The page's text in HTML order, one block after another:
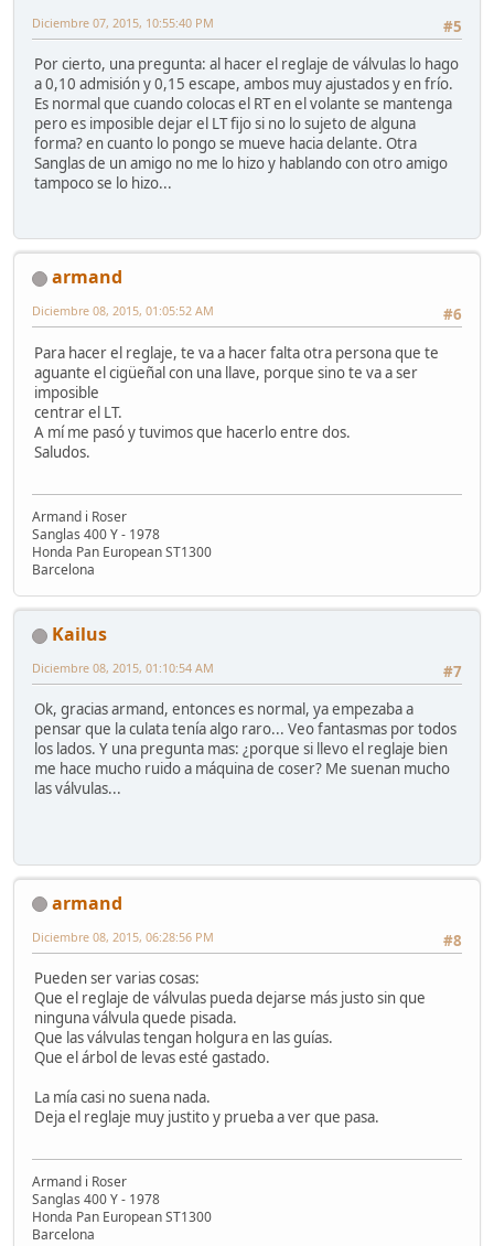
#5
Diciembre 07, 2015, 10:55:40 PM
Por cierto, una pregunta: al hacer el reglaje de válvulas lo hago
a 0,10 admisión y 0,15 escape, ambos muy ajustados y en frío.
Es normal que cuando colocas el RT en el volante se mantenga
pero es imposible dejar el LT fijo si no lo sujeto de alguna
forma? en cuanto lo pongo se mueve hacia delante. Otra
Sanglas de un amigo no me lo hizo y hablando con otro amigo
tampoco se lo hizo...
armand
#6
Diciembre 08, 2015, 01:05:52 AM
Para hacer el reglaje, te va a hacer falta otra persona que te
aguante el cigüeñal con una llave, porque sino te va a ser
imposible
centrar el LT.
A mí me pasó y tuvimos que hacerlo entre dos.
Saludos.
Armand i Roser
Sanglas 400 Y - 1978
Honda Pan European ST1300
Barcelona
Kailus
#7
Diciembre 08, 2015, 01:10:54 AM
Ok, gracias armand, entonces es normal, ya empezaba a
pensar que la culata tenía algo raro... Veo fantasmas por todos
los lados. Y una pregunta mas: ¿porque si llevo el reglaje bien
me hace mucho ruido a máquina de coser? Me suenan mucho
las válvulas...
armand
#8
Diciembre 08, 2015, 06:28:56 PM
Pueden ser varias cosas:
Que el reglaje de válvulas pueda dejarse más justo sin que
ninguna válvula quede pisada.
Que las válvulas tengan holgura en las guías.
Que el árbol de levas esté gastado.
La mía casi no suena nada.
Deja el reglaje muy justito y prueba a ver que pasa.
Armand i Roser
Sanglas 400 Y - 1978
Honda Pan European ST1300
Barcelona